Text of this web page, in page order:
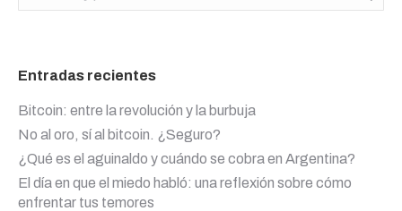
Entradas recientes
Bitcoin: entre la revolución y la burbuja
No al oro, sí al bitcoin. ¿Seguro?
¿Qué es el aguinaldo y cuándo se cobra en Argentina?
El día en que el miedo habló: una reflexión sobre cómo
enfrentar tus temores